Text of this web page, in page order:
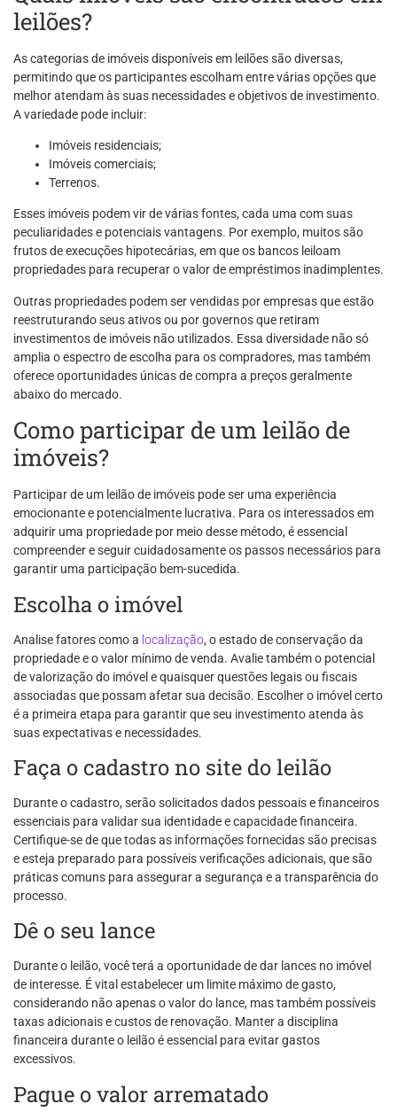
leilões?
As categorias de imóveis disponíveis em leilões são diversas,
permitindo que os participantes escolham entre várias opções que
melhor atendam às suas necessidades e objetivos de investimento.
A variedade pode incluir:
Imóveis residenciais;
Imóveis comerciais;
Terrenos.
Esses imóveis podem vir de várias fontes, cada uma com suas
peculiaridades e potenciais vantagens. Por exemplo, muitos são
frutos de execuções hipotecárias, em que os bancos leiloam
propriedades para recuperar o valor de empréstimos inadimplentes.
Outras propriedades podem ser vendidas por empresas que estão
reestruturando seus ativos ou por governos que retiram
investimentos de imóveis não utilizados. Essa diversidade não só
amplia o espectro de escolha para os compradores, mas também
oferece oportunidades únicas de compra a preços geralmente
abaixo do mercado.
Como participar de um leilão de
imóveis?
Participar de um leilão de imóveis pode ser uma experiência
emocionante e potencialmente lucrativa. Para os interessados em
adquirir uma propriedade por meio desse método, é essencial
compreender e seguir cuidadosamente os passos necessários para
garantir uma participação bem-sucedida.
Escolha o imóvel
Analise fatores como a localização, o estado de conservação da
propriedade e o valor mínimo de venda. Avalie também o potencial
de valorização do imóvel e quaisquer questões legais ou fiscais
associadas que possam afetar sua decisão. Escolher o imóvel certo
é a primeira etapa para garantir que seu investimento atenda às
suas expectativas e necessidades.
Faça o cadastro no site do leilão
Durante o cadastro, serão solicitados dados pessoais e financeiros
essenciais para validar sua identidade e capacidade financeira.
Certifique-se de que todas as informações fornecidas são precisas
e esteja preparado para possíveis verificações adicionais, que são
práticas comuns para assegurar a segurança e a transparência do
processo.
Dê o seu lance
Durante o leilão, você terá a oportunidade de dar lances no imóvel
de interesse. É vital estabelecer um limite máximo de gasto,
considerando não apenas o valor do lance, mas também possíveis
taxas adicionais e custos de renovação. Manter a disciplina
financeira durante o leilão é essencial para evitar gastos
excessivos.
Pague o valor arrematado